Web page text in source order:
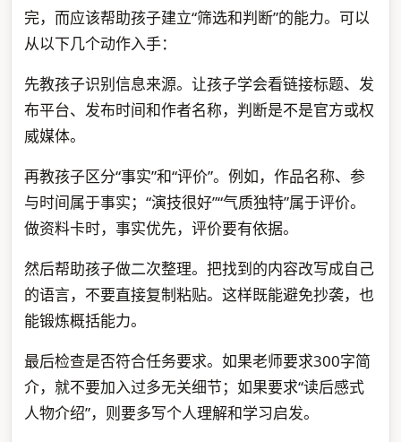
完，而应该帮助孩子建立“筛选和判断”的能力。可以
从以下几个动作入手：
先教孩子识别信息来源。让孩子学会看链接标题、发
布平台、发布时间和作者名称，判断是不是官方或权
威媒体。
再教孩子区分“事实”和“评价”。例如，作品名称、参
与时间属于事实；“演技很好”“气质独特”属于评价。
做资料卡时，事实优先，评价要有依据。
然后帮助孩子做二次整理。把找到的内容改写成自己
的语言，不要直接复制粘贴。这样既能避免抄袭，也
能锻炼概括能力。
最后检查是否符合任务要求。如果老师要求300字简
介，就不要加入过多无关细节；如果要求“读后感式
人物介绍”，则要多写个人理解和学习启发。